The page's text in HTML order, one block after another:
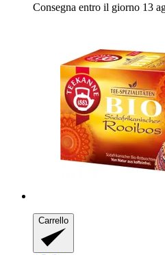
Consegna entro il giorno 13
Carrello